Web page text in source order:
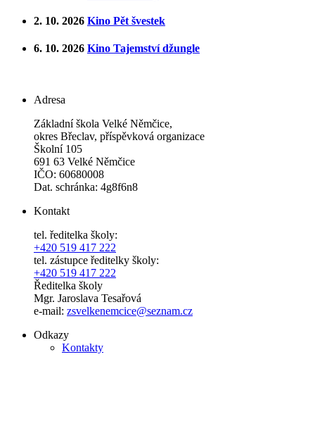
2. 10. 2026 Kino Pět švestek
6. 10. 2026 Kino Tajemství džungle
Adresa
Základní škola Velké Němčice,
okres Břeclav, příspěvková organizace
Školní 105
691 63 Velké Němčice
IČO: 60680008
Dat. schránka: 4g8f6n8
Kontakt
tel. ředitelka školy:
+420 519 417 222
tel. zástupce ředitelky školy:
+420 519 417 222
Ředitelka školy
Mgr. Jaroslava Tesařová
e-mail: zsvelkenemcice@seznam.cz
Odkazy
Kontakty